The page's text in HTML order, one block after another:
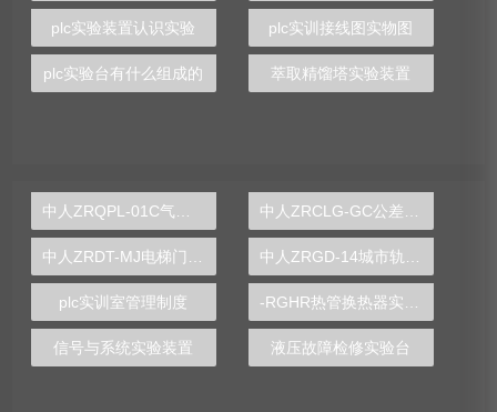
plc实验装置认识实验 plc实训接线图实物图
plc实验台有什么组成的 萃取精馏塔实验装置
plc实训室管理制度
信号与系统实验装置 液压故障检修实验台